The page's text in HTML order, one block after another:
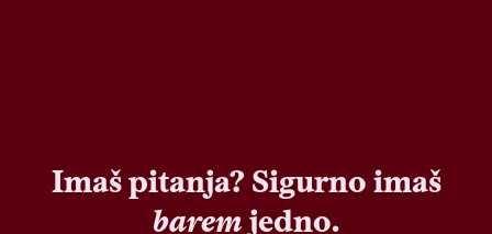
Imaš pitanja? Sigurno imaš
baremjedno.